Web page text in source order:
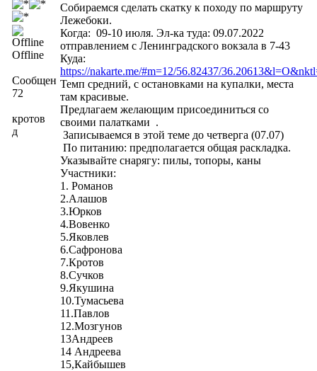
Offline
Сообщений:
72
кротов
д
Собираемся сделать скатку к походу по маршруту
Лежебоки.
Когда: 09-10 июля. Эл-ка туда: 09.07.2022
отправлением с Ленинградского вокзала в 7-43
Куда:
https://nakarte.me/#m=12/56.82437/
Темп средний, с остановками на купалки, места
там красивые.
Предлагаем желающим присоединиться со
своими палатками .
Записываемся в этой теме до четверга (07.07)
По питанию: предполагается общая раскладка.
Указывайте снарягу: пилы, топоры, каны
Участники:
1. Романов
2.Алашов
3.Юрков
4.Вовенко
5.Яковлев
6.Сафронова
7.Кротов
8.Сучков
9.Якушина
10.Тумасьева
11.Павлов
12.Мозгунов
13Андреев
14 Андреева
15,Кайбышев